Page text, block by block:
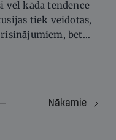
vēl kāda tendence
tiek veidotas,
bet
veselu
Nākamie